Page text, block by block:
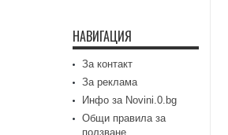
НАВИГАЦИЯ
За контакт
За реклама
Инфо за Novini.0.bg
Общи правила за
ползване